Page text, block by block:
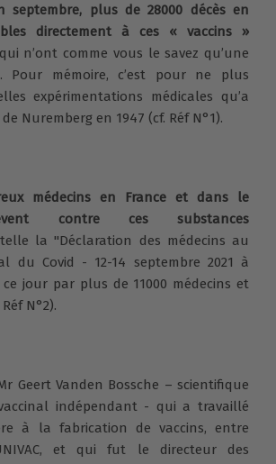
septembre, plus de 28000 décès en
directement à ces « vaccins »
n’ont comme vous le savez qu’une
Pour mémoire, c’est pour ne plus
expérimentations médicales qu’a
Nuremberg en 1947 (cf. Réf N°1).
médecins en France et dans le
contre ces substances
la "Déclaration des médecins au
du Covid - 12-14 septembre 2021 à
ce jour par plus de 11000 médecins et
N°2).
Geert Vanden Bossche – scientifique
indépendant - qui a travaillé
à la fabrication de vaccins, entre
et qui fut le directeur des